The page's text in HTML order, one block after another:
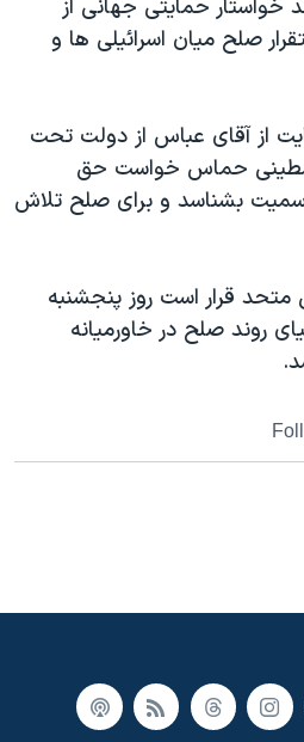
ایران
«سی‌پک»
حمايتی جهانی از
صلح ميان اسرائيلی ها و
از آقای عباس از دولت تحت
حماس خواست حق
بشناسد و برای صلح تلاش
قرار است روز پنجشنبه
روند صلح در خاورميانه